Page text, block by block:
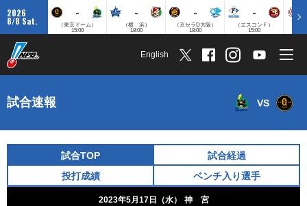
2026
8/8 Sat.
-
（東京ドーム）
15:00
-
（横 浜）
18:00
-
（京セラD大阪）
18:00
-
（エスコンＦ）
15:00
English
試合速報 VS
試合TOP
試合経過
投打成績
ベンチ入り選手
2023年5月17日（水） 神 宮